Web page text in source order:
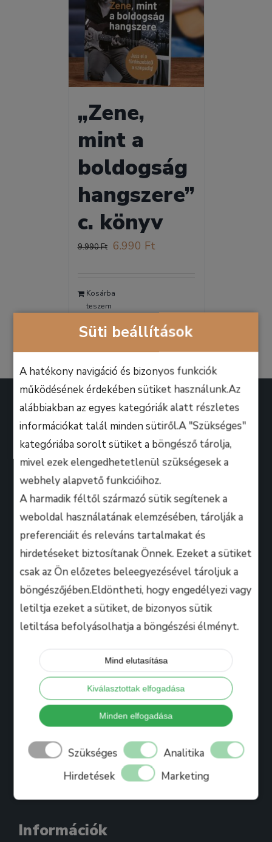
Süti beállítások
A hatékony navigáció és bizonyos funkciók
működésének érdekében sütiket használunk.Az
alábbiakban az egyes kategóriák alatt részletes
információkat talál minden sütiről.A "Szükséges"
kategóriába sorolt sütiket a böngésző tárolja,
mivel ezek elengedhetetlenül szükségesek a
webhely alapvető funkcióihoz.
A harmadik féltől származó sütik segítenek a
weboldal használatának elemzésében, tárolják a
preferenciáit és releváns tartalmakat és
hirdetéseket biztosítanak Önnek. Ezeket a sütiket
csak az Ön előzetes beleegyezésével tároljuk a
böngészőjében.Eldöntheti, hogy engedélyezi vagy
letiltja ezeket a sütiket, de bizonyos sütik
letiltása befolyásolhatja a böngészési élményt.
Mind elutasítása
Kiválasztottak elfogadása
Minden elfogadása
Szükséges
Analitika
Hirdetések
Marketing
„Zene,
mint a
boldogság
hangszere”
c. könyv
9.990Ft Original
9.990 Ft.
6.990 FtCurrent
Kosárba
teszem
A B.M. Music School magasan képzett zenész-
oktatói úgy döntöttek, hogy ezen a platformon
keresztül professzionális keretek között, mindenki
számára lehetőséget biztosítanak arra, hogy
kihozza magából a maximumot, amire csak zeneileg
vágyhat!
Hasznos
Tanáraink
Bihari Mártonról
Referenciák
Ajándékkártya
Blog
Jelentkezés
Információk